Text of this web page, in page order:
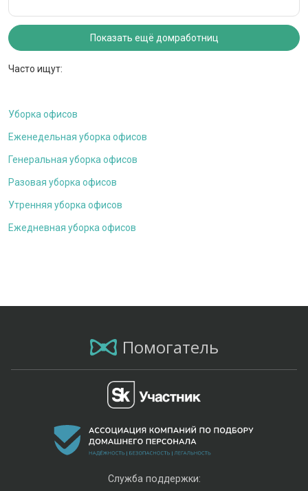
Показать ещё домработниц
Часто ищут:
Уборка офисов
Еженедельная уборка офисов
Генеральная уборка офисов
Разовая уборка офисов
Утренняя уборка офисов
Ежедневная уборка офисов
Помогатель
Служба поддержки: